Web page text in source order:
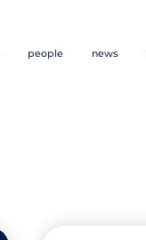
people news